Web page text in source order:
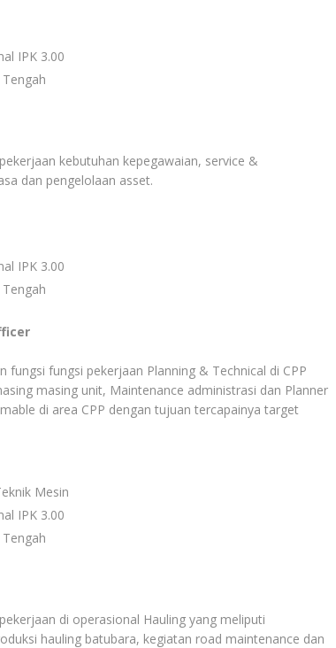
IPK 3.00
kebutuhan kepegawaian, service &
dan pengelolaan asset.
IPK 3.00
fungsi fungsi pekerjaan Planning & Technical di CPP
masing unit, Maintenance administrasi dan Planner
di area CPP dengan tujuan tercapainya target
Mesin
IPK 3.00
di operasional Hauling yang meliputi
hauling batubara, kegiatan road maintenance dan